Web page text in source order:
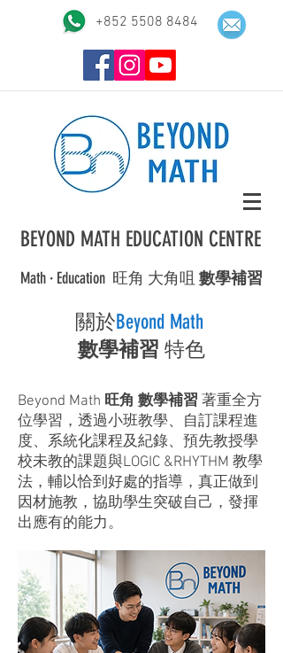
+852 5508 8484
BEYOND MATH EDUCATION CENTRE
Math · Education ​旺角 大角咀 數學補習
關於Beyond Math
數學補習 特色
Beyond Math 旺角 數學補習 著重全方
位學習，透過小班教學、自訂課程進
度、系統化課程及紀錄、預先教授學
校未教的課題與LOGIC &RHYTHM 教學
法，輔以恰到好處的指導，真正做到
因材施教，協助學生突破自己，發揮
出應有的能力。